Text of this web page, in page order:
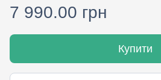
7 990.00 грн
Купити